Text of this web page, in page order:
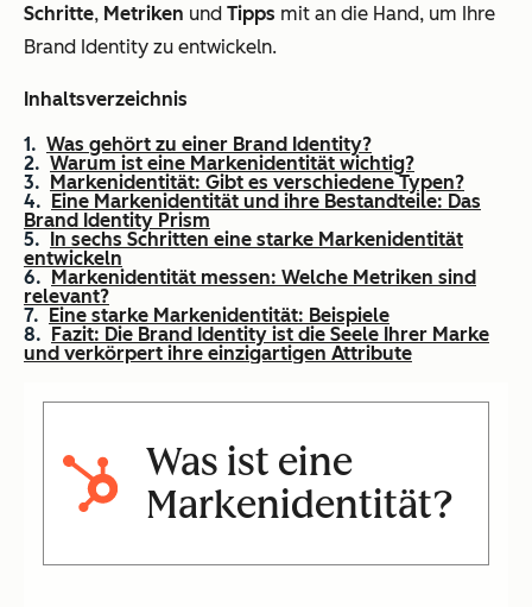
Schritte, Metriken und Tipps mit an die Hand, um Ihre
Brand Identity zu entwickeln.
Inhaltsverzeichnis
Was gehört zu einer Brand Identity?
Warum ist eine Markenidentität wichtig?
Markenidentität: Gibt es verschiedene Typen?
Eine Markenidentität und ihre Bestandteile: Das
Brand Identity Prism
In sechs Schritten eine starke Markenidentität
entwickeln
Markenidentität messen: Welche Metriken sind
relevant?
Eine starke Markenidentität: Beispiele
Fazit: Die Brand Identity ist die Seele Ihrer Marke
und verkörpert ihre einzigartigen Attribute
Was ist eine
Markenidentität?